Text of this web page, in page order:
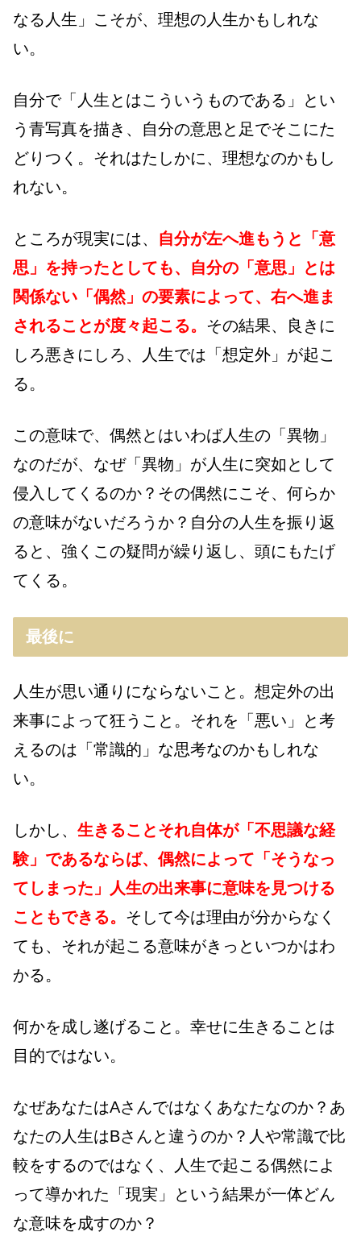
なる人生」こそが、理想の人生かもしれな
い。
自分で「人生とはこういうものである」とい
う青写真を描き、自分の意思と足でそこにた
どりつく。それはたしかに、理想なのかもし
れない。
ところが現実には、 自分が左へ進もうと「意
思」を持ったとしても、自分の「意思」とは
関係ない「偶然」の要素によって、右へ進ま
されることが度々起こる。 その結果、良きに
しろ悪きにしろ、人生では「想定外」が起こ
る。
この意味で、偶然とはいわば人生の「異物」
なのだが、なぜ「異物」が人生に突如として
侵入してくるのか？その偶然にこそ、何らか
の意味がないだろうか？自分の人生を振り返
ると、強くこの疑問が繰り返し、頭にもたげ
てくる。
最後に
人生が思い通りにならないこと。想定外の出
来事によって狂うこと。それを「悪い」と考
えるのは「常識的」な思考なのかもしれな
い。
しかし、 生きることそれ自体が「不思議な経
験」であるならば、偶然によって「そうなっ
てしまった」人生の出来事に意味を見つける
こともできる。 そして今は理由が分からなく
ても、それが起こる意味がきっといつかはわ
かる。
何かを成し遂げること。幸せに生きることは
目的ではない。
なぜあなたはAさんではなくあなたなのか？あ
なたの人生はBさんと違うのか？人や常識で比
較をするのではなく、人生で起こる偶然によ
って導かれた「現実」という結果が一体どん
な意味を成すのか？